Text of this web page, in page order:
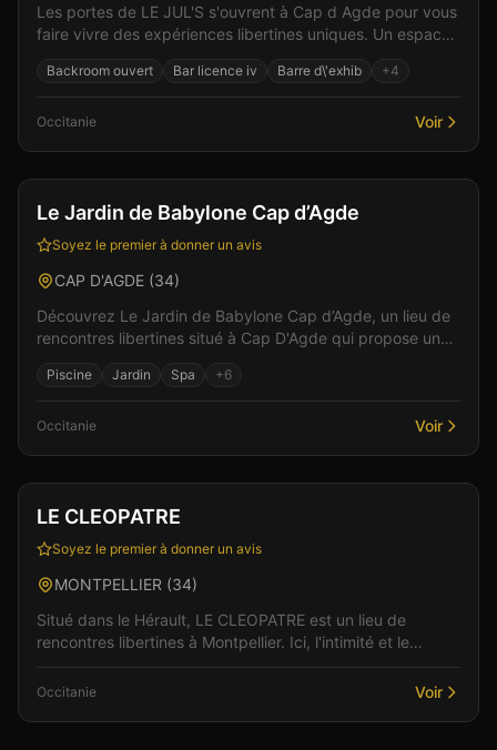
Les portes de LE JUL'S s'ouvrent à Cap d Agde pour vous
faire vivre des expériences libertines uniques. Un espace
Backroom ouvert Bar licence iv Barre d\'exhib +4
Occitanie Voir
Bar Hébergement +3
Le Jardin de Babylone Cap d’Agde
Soyez le premier à donner un avis
CAP D'AGDE (34)
Découvrez Le Jardin de Babylone Cap d’Agde, un lieu de
rencontres libertines situé à Cap D'Agde qui propose un
Piscine Jardin Spa +6
Occitanie Voir
Club Sauna
LE CLEOPATRE
Soyez le premier à donner un avis
MONTPELLIER (34)
Situé dans le Hérault, LE CLEOPATRE est un lieu de
rencontres libertines à Montpellier. Ici, l'intimité et le
Occitanie Voir